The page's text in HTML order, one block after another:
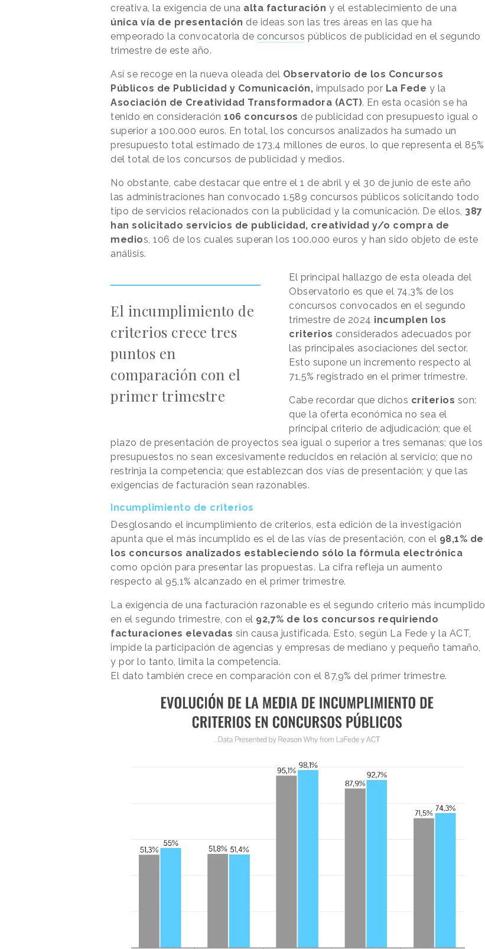
creativa, la exigencia de una alta facturación y el establecimiento de una
única vía de presentación de ideas son las tres áreas en las que ha
empeorado la convocatoria de concursos públicos de publicidad en el segundo
trimestre de este año.
Así se recoge en la nueva oleada del Observatorio de los Concursos
Públicos de Publicidad y Comunicación, impulsado por La Fede y la
Asociación de Creatividad Transformadora (ACT). En esta ocasión se ha
tenido en consideración 106 concursos de publicidad con presupuesto igual o
superior a 100.000 euros. En total, los concursos analizados ha sumado un
presupuesto total estimado de 173,4 millones de euros, lo que representa el 85%
del total de los concursos de publicidad y medios.
No obstante, cabe destacar que entre el 1 de abril y el 30 de junio de este año
las administraciones han convocado 1.589 concursos públicos solicitando todo
tipo de servicios relacionados con la publicidad y la comunicación. De ellos, 387
han solicitado servicios de publicidad, creatividad y/o compra de
medios, 106 de los cuales superan los 100.000 euros y han sido objeto de este
análisis.
El incumplimiento de
criterios crece tres
puntos en
comparación con el
primer trimestre
El principal hallazgo de esta oleada del
Observatorio es que el 74,3% de los
concursos convocados en el segundo
trimestre de 2024 incumplen los
criterios considerados adecuados por
las principales asociaciones del sector.
Esto supone un incremento respecto al
71,5% registrado en el primer trimestre.
Cabe recordar que dichos criterios son:
que la oferta económica no sea el
principal criterio de adjudicación; que el
plazo de presentación de proyectos sea igual o superior a tres semanas; que los
presupuestos no sean excesivamente reducidos en relación al servicio; que no
restrinja la competencia; que establezcan dos vías de presentación; y que las
exigencias de facturación sean razonables.
Incumplimiento de criterios
Desglosando el incumplimiento de criterios, esta edición de la investigación
apunta que el más incumplido es el de las vías de presentación, con el 98,1% de
los concursos analizados estableciendo sólo la fórmula electrónica
como opción para presentar las propuestas. La cifra refleja un aumento
respecto al 95,1% alcanzado en el primer trimestre.
La exigencia de una facturación razonable es el segundo criterio más incumplido
en el segundo trimestre, con el 92,7% de los concursos requiriendo
facturaciones elevadas sin causa justificada. Esto, según La Fede y la ACT,
impide la participación de agencias y empresas de mediano y pequeño tamaño,
y por lo tanto, limita la competencia.
El dato también crece en comparación con el 87,9% del primer trimestre.